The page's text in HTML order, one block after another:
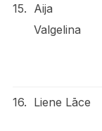
15. Aija
Valgelina
16. Liene Lāce